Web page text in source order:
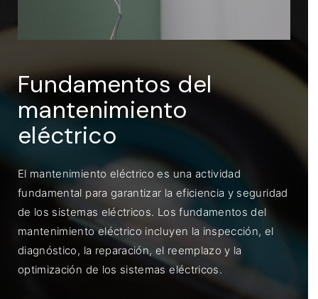
Fundamentos del
mantenimiento
eléctrico
El mantenimiento eléctrico es una actividad
fundamental para garantizar la eficiencia y seguridad
de los sistemas eléctricos. Los fundamentos del
mantenimiento eléctrico incluyen la inspección, el
diagnóstico, la reparación, el reemplazo y la
optimización de los sistemas eléctricos.